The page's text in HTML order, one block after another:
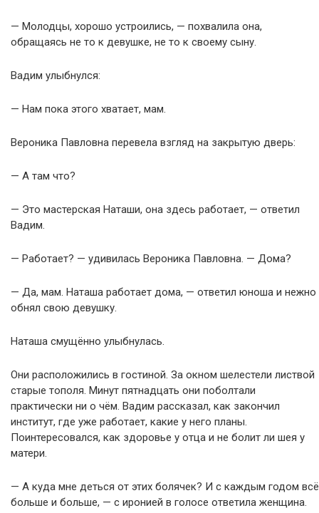
— Молодцы, хорошо устроились, — похвалила она,
обращаясь не то к девушке, не то к своему сыну.
Вадим улыбнулся:
— Нам пока этого хватает, мам.
Вероника Павловна перевела взгляд на закрытую дверь:
— А там что?
— Это мастерская Наташи, она здесь работает, — ответил
Вадим.
— Работает? — удивилась Вероника Павловна. — Дома?
— Да, мам. Наташа работает дома, — ответил юноша и нежно
обнял свою девушку.
Наташа смущённо улыбнулась.
Они расположились в гостиной. За окном шелестели листвой
старые тополя. Минут пятнадцать они поболтали
практически ни о чём. Вадим рассказал, как закончил
институт, где уже работает, какие у него планы.
Поинтересовался, как здоровье у отца и не болит ли шея у
матери.
— А куда мне деться от этих болячек? И с каждым годом всё
больше и больше, — с иронией в голосе ответила женщина.